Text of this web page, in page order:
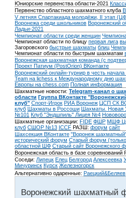
Юниорские первенства области-2021
Первенство областного шахматного клуба
V летняя Спартакиада молодёжи, II этап
Воронежа среди школьников Воронежский
Ладьи-2021
Чемпионат области среди женщин
Чемпионат области по блицу первая лига
Загоровского быстрые шахматы блиц
Чемпионат области по быстрым шахматам
Воронежская шахматная команда (с
Проект Патиум (PostOrion) ВКонтакте
Воронежский онлайн-турнир в честь
Team на lichess к Международному дню
Европы на chess.com Полная информация
Шахматные новости: Telegram-канал о
области Группа ВКонтакте
клуб" Спорт-Игрок РИА Воронеж ЦСП СК
клуб Шахматы в Россоши Шахматы. Новая
№101 Клуб "Эндшпиль" Лицея №4
Шахматные организации: FIDE ФШР МШФ
клуб СШОР №13 ICCF РАЗШ: форум сайт
Шахсекция ВКонтакте "Воронеж
исторический форум Cтарый форум
областной ШФ Старый сайт Воронежского
Воронежская область в базе
Соседи: Липецк Елец Белгород Алексеевка
Мичуринск Курск Железногорск
Альтернативно одаренные: Раецкий&Беляев
Воронежский шахматный